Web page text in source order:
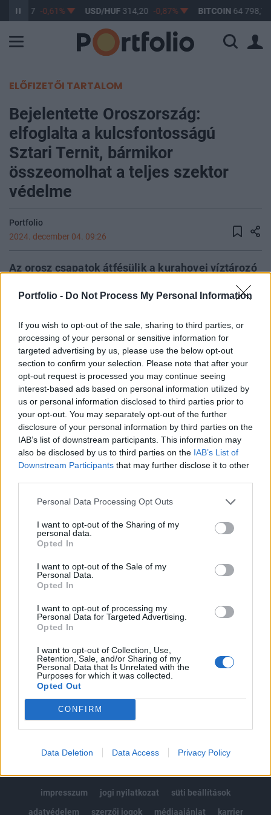
Portfolio - Do Not Process My Personal Information
If you wish to opt-out of the sale, sharing to third parties, or
processing of your personal or sensitive information for
targeted advertising by us, please use the below opt-out
section to confirm your selection. Please note that after your
opt-out request is processed you may continue seeing
interest-based ads based on personal information utilized by
us or personal information disclosed to third parties prior to
your opt-out. You may separately opt-out of the further
disclosure of your personal information by third parties on the
IAB’s list of downstream participants. This information may
also be disclosed by us to third parties on the IAB’s List of
Downstream Participants that may further disclose it to other
Personal Data Processing Opt Outs
I want to opt-out of the Sharing of my
personal data.
Opted In
I want to opt-out of the Sale of my
Personal Data.
Opted In
I want to opt-out of processing my
Personal Data for Targeted Advertising.
Opted In
I want to opt-out of Collection, Use,
Retention, Sale, and/or Sharing of my
Personal Data that Is Unrelated with the
Purposes for which it was collected.
Opted Out
CONFIRM
Data Deletion Data Access Privacy Policy
363,17 -0,61% USD/HUF314,20 -0,87% BITCOIN64 798,77
ELŐFIZETŐI TARTALOM
Bejelentette Oroszország:
elfoglalta a kulcsfontosságú
Sztari Ternit, bármikor
összeomolhat a teljes szektor
védelme
Portfolio
2024. december 04. 09:26
Az orosz csapatok átfésülik a kurahovei víztározó
nyugati partján fekvő Sztari Ternit települést, a
kulcsfontosságú település orosz ellenőrzés alatt
szerint.
Csapataink megtisztítják Sztari Terni települést, amely
tulajdonképpen már orosz ellenőrzés alá került - jelentette
ki Rogov az orosz médiának. Szergej Markov orosz
politikai elemző a Telegram-csatornáján közzétett
közleményében úgy fogalmazott, hogy a falu
felszabadítása fontos taktikai siker Oroszország számára,
amely lehetővé teszi Kurehove teljes bekerítését. Nem...
KEDVES OLVASÓNK!
A keresett cikk a portfolio.hu hírarchívumához
tartozik, melynek olvasása előfizetéses
regisztrációhoz kötött.
Portfolio.hu teljes cikkarchívum
Kötéslisták: BÉT elmúlt 2 év napon belüli
kötéslistái
MÁR ELŐFIZETŐNK VAGY?BEJELENTKEZÉS
© 2026 Portfolio
impresszum
jogi nyilatkozat
süti beállítások
adatvédelem
szerzői jogok médiaajánlat karrier